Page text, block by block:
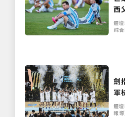
西
世
體
綜
劍
軍
臨
體
報